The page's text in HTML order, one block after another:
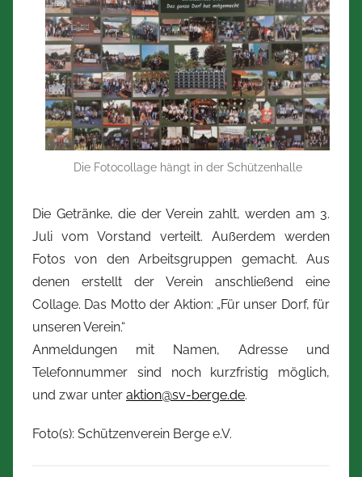
Die Fotocollage hängt in der Schützenhalle
Die Getränke, die der Verein zahlt, werden am 3.
Juli vom Vorstand verteilt. Außerdem werden
Fotos von den Arbeitsgruppen gemacht. Aus
denen erstellt der Verein anschließend eine
Collage. Das Motto der Aktion: „Für unser Dorf, für
unseren Verein.“
Anmeldungen mit Namen, Adresse und
Telefonnummer sind noch kurzfristig möglich,
und zwar unter aktion@sv-berge.de.
Foto(s): Schützenverein Berge e.V.